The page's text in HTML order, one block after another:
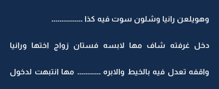
وهويلعن رانيا وشلون سوت فيه كذا ................
دخل غرفته شاف مها لابسه فستان زواج اختها ورانيا
واقفه تعدل فيه بالخيط والابره ............ مها انتبهت لدخول